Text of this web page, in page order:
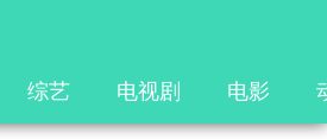
综艺 电视剧 电影